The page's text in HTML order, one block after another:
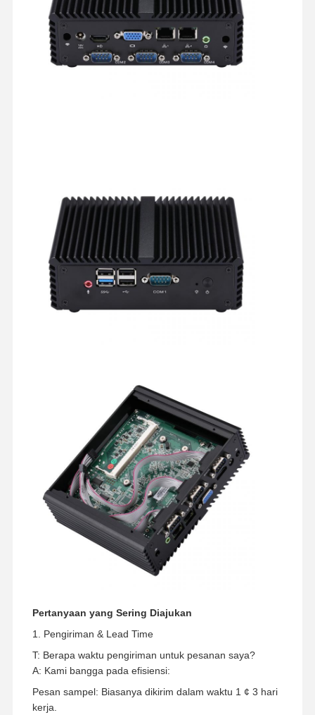
Pertanyaan yang Sering Diajukan
1. Pengiriman & Lead Time
T: Berapa waktu pengiriman untuk pesanan saya?
A: Kami bangga pada efisiensi:
Pesan sampel: Biasanya dikirim dalam waktu 1 ¢ 3 hari
kerja.